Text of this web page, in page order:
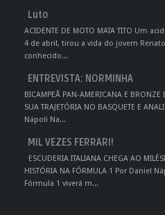
Luto
ACIDENTE DE MOTO MATA TITO Um
4 de abril, tirou a vida do jovem
conhecido...
ENTREVISTA: NORMINHA
BICAMPEÃ PAN-AMERICANA E
SUA TRAJETÓRIA NO BASQUETE E
Nápoli Na...
MIL VEZES FERRARI!
ESCUDERIA ITALIANA CHEGA AO
HISTÓRIA NA FÓRMULA 1 Por Daniel
Fórmula 1 viverá m...